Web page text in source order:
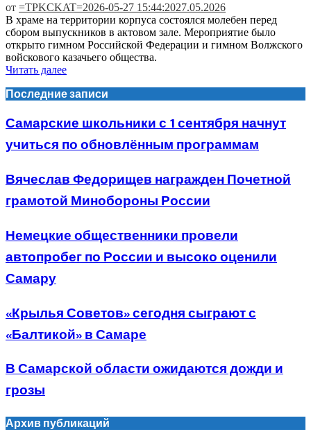
от =TPKCKAT=2026-05-27 15:44:2027.05.2026
В храме на территории корпуса состоялся молебен перед
сбором выпускников в актовом зале. Мероприятие было
открыто гимном Российской Федерации и гимном Волжского
войскового казачьего общества.
Читать далее
Последние записи
Самарские школьники с 1 сентября начнут
учиться по обновлённым программам
Вячеслав Федорищев награжден Почетной
грамотой Минобороны России
Немецкие общественники провели
автопробег по России и высоко оценили
Самару
«Крылья Советов» сегодня сыграют с
«Балтикой» в Самаре
В Самарской области ожидаются дожди и
грозы
Архив публикаций